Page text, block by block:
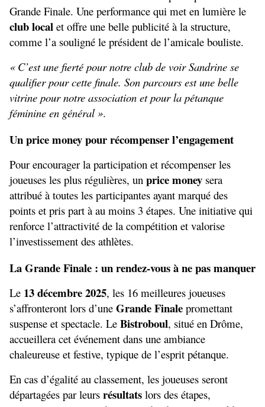
club local et offre une belle publicité à la structure,
comme l’a souligné le président de l’amicale bouliste.
« C’est une fierté pour notre club de voir Sandrine se
qualifier pour cette finale. Son parcours est une belle
vitrine pour notre association et pour la pétanque
féminine en général ».
Un price money pour récompenser l’engagement
Pour encourager la participation et récompenser les
joueuses les plus régulières, un price money sera
attribué à toutes les participantes ayant marqué des
points et pris part à au moins 3 étapes. Une initiative qui
renforce l’attractivité de la compétition et valorise
l’investissement des athlètes.
La Grande Finale : un rendez-vous à ne pas manquer
Le 13 décembre 2025, les 16 meilleures joueuses
s’affronteront lors d’une Grande Finale promettant
suspense et spectacle. Le Bistroboul, situé en Drôme,
accueillera cet événement dans une ambiance
chaleureuse et festive, typique de l’esprit pétanque.
En cas d’égalité au classement, les joueuses seront
départagées par leurs résultats lors des étapes,